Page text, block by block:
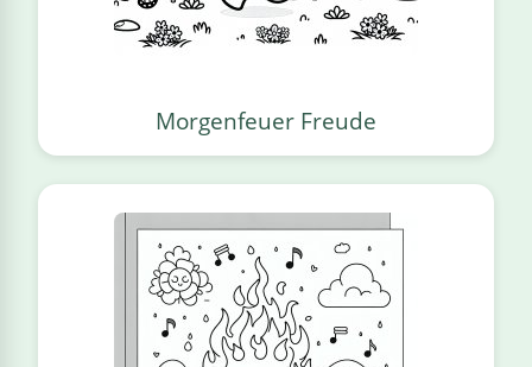
Morgenfeuer Freude